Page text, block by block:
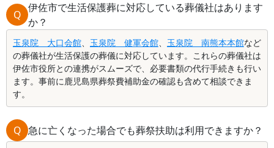
Q
伊佐市で生活保護葬に対応している葬儀社はあります
か？
玉泉院 大口会館、 玉泉院 健軍会館、 玉泉院 南熊本本館など
の葬儀社が生活保護の葬儀に対応しています。これらの葬儀社は
伊佐市役所との連携がスムーズで、必要書類の代行手続きも行い
ます。事前に鹿児島県葬祭費補助金の確認も含めて相談できま
す。
Q 急に亡くなった場合でも葬祭扶助は利用できますか？